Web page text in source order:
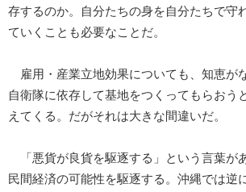
存するのか。自分たちの身を自分たちで守
ていくことも必要なことだ。
雇用・産業立地効果についても、知恵が
自衛隊に依存して基地をつくってもらおう
えてくる。だがそれは大きな間違いだ。
「悪貨が良貨を駆逐する」という言葉が
民間経済の可能性を駆逐する。沖縄では逆